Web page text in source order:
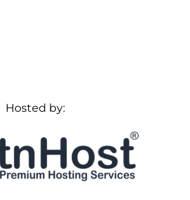
Hosted by: